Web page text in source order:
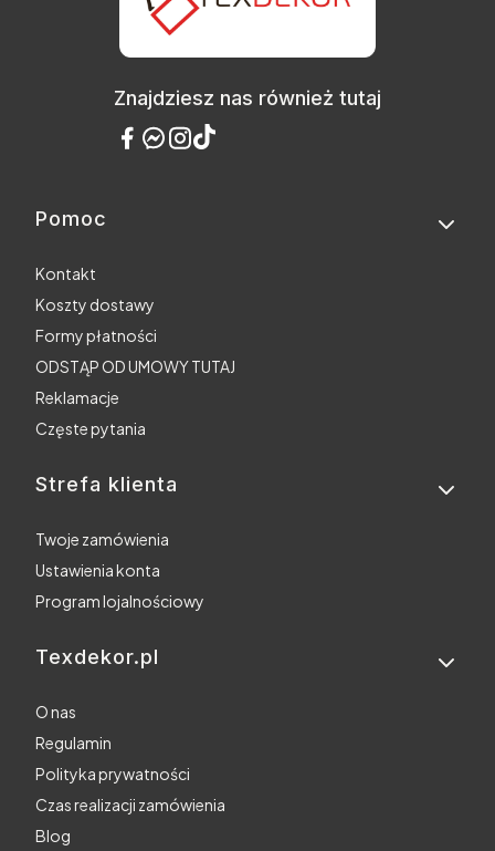
Znajdziesz nas również tutaj
Linki w stopce
Pomoc
Kontakt
Koszty dostawy
Formy płatności
ODSTĄP OD UMOWY TUTAJ
Reklamacje
Częste pytania
Strefa klienta
Twoje zamówienia
Ustawienia konta
Program lojalnościowy
Texdekor.pl
O nas
Regulamin
Polityka prywatności
Czas realizacji zamówienia
Blog